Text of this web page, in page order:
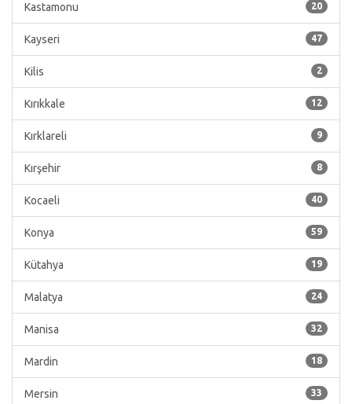
20
Kastamonu
47
Kayseri
2
Kilis
12
Kırıkkale
9
Kırklareli
8
Kırşehir
40
Kocaeli
59
Konya
19
Kütahya
24
Malatya
32
Manisa
18
Mardin
33
Mersin